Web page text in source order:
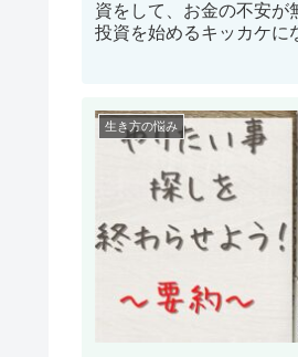
資をして、お金の不安が
投資を始めるキッカケに
生き方の悩み